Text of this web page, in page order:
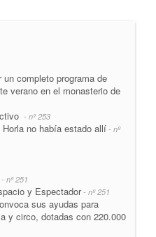
completo programa de
verano en el monasterio de
- nº 253
no había estado allí - nº
- nº 251
y Espectador- nº 251
sus ayudas para
y circo, dotadas con 220.000